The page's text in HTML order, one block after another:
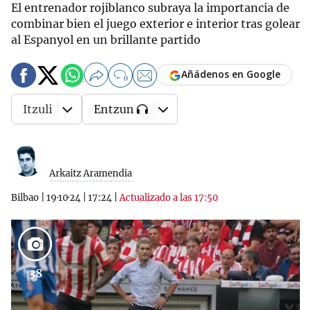
El entrenador rojiblanco subraya la importancia de
combinar bien el juego exterior e interior tras golear
al Espanyol en un brillante partido
Arkaitz Aramendia
Bilbao 19·10·24 17:24 |Actualizado a las 17:50
0 Añádenos en Google
Itzuli Entzun
38